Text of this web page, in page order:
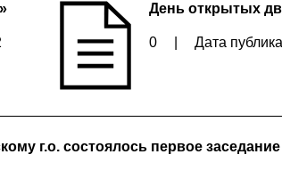
День открытых
0 Дата
г.о. состоялось первое